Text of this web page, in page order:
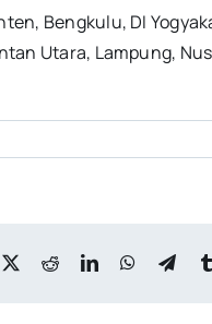
Bengkulu, DI
Utara, Lampung,
X RedditLinkedInWhatsApp